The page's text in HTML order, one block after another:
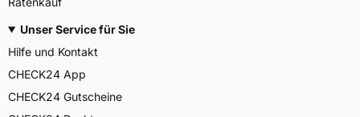
Unser Service für Sie
Hilfe und Kontakt
CHECK24 App
CHECK24 Gutscheine